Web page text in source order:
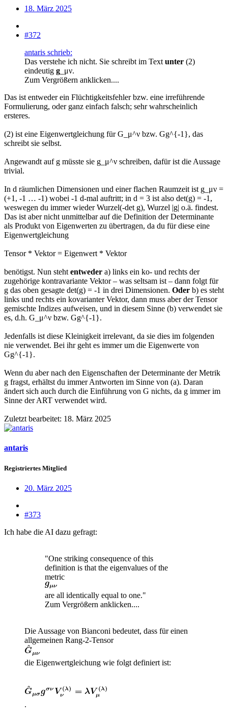
18. März 2025
#372
antaris schrieb:
Das verstehe ich nicht. Sie schreibt im Text unter (2)
eindeutig g _μν.
Zum Vergrößern anklicken....
Das ist entweder ein Flüchtigkeitsfehler bzw. eine irreführende
Formulierung, oder ganz einfach falsch; sehr wahrscheinlich
ersteres.
(2) ist eine Eigenwertgleichung für G_μ^ν bzw. Gg^{-1}, das
schreibt sie selbst.
Angewandt auf g müsste sie g_μ^ν schreiben, dafür ist die Aussage
trivial.
In d räumlichen Dimensionen und einer flachen Raumzeit ist g_μν =
(+1, -1 … -1) wobei -1 d-mal auftritt; in d = 3 ist also det(g) = -1,
weswegen du immer wieder Wurzel(-det g), Wurzel |g| o.ä. findest.
Das ist aber nicht unmittelbar auf die Definition der Determinante
als Produkt von Eigenwerten zu übertragen, da du für diese eine
Eigenwertgleichung
Tensor * Vektor = Eigenwert * Vektor
benötigst. Nun steht entweder a) links ein ko- und rechts der
zugehörige kontravariante Vektor – was seltsam ist – dann folgt für
g das oben gesagte det(g) = -1 in drei Dimensionen. Oder b) es steht
links und rechts ein kovarianter Vektor, dann muss aber der Tensor
gemischte Indizes aufweisen, und in diesem Sinne (b) verwendet sie
es, d.h. G_μ^ν bzw. Gg^{-1}.
Jedenfalls ist diese Kleinigkeit irrelevant, da sie dies im folgenden
nie verwendet. Bei ihr geht es immer um die Eigenwerte von
Gg^{-1}.
Wenn du aber nach den Eigenschaften der Determinante der Metrik
g fragst, erhältst du immer Antworten im Sinne von (a). Daran
ändert sich auch durch die Einführung von G nichts, da g immer im
Sinne der ART verwendet wird.
Zuletzt bearbeitet: 18. März 2025
antaris
Registriertes Mitglied
20. März 2025
#373
Ich habe die AI dazu gefragt:
"One striking consequence of this
definition is that the eigenvalues of the
metric
are all identically equal to one."
Zum Vergrößern anklicken....
Die Aussage von Bianconi bedeutet, dass für einen
allgemeinen Rang-2-Tensor
die Eigenwertgleichung wie folgt definiert ist:
.